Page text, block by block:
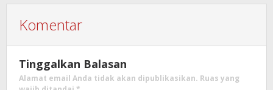
Komentar
Tinggalkan Balasan
Alamat email Anda tidak akan dipublikasikan. Ruas yang